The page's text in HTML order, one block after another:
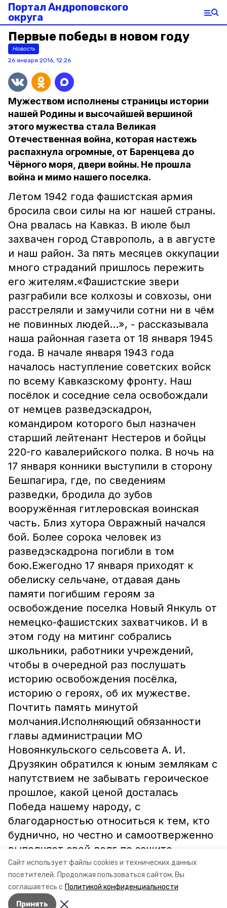
Сайт использует файлы cookies и технических данных
посетителей. Продолжая пользоваться сайтом, Вы
соглашаетесь с Политикой конфиденциальности
Принять
Портал Андроповского
округа
Первые победы в новом году
Новость
26 января 2016, 12:26
Мужеством исполнены страницы истории
нашей Родины и высочайшей вершиной
этого мужества стала Великая
Отечественная война, которая настежь
распахнула огромные, от Баренцева до
Чёрного моря, двери войны. Не прошла
война и мимо нашего поселка.
Летом 1942 года фашистская армия
бросила свои силы на юг нашей страны.
Она рвалась на Кавказ. В июле был
захвачен город Ставрополь, а в августе
и наш район. За пять месяцев оккупации
много страданий пришлось пережить
его жителям.«Фашистские звери
разграбили все колхозы и совхозы, они
расстреляли и замучили сотни ни в чём
не повинных людей…», - рассказывала
наша районная газета от 18 января 1945
года. В начале января 1943 года
началось наступление советских войск
по всему Кавказскому фронту. Наш
посёлок и соседние села освобождали
от немцев разведэскадрон,
командиром которого был назначен
старший лейтенант Нестеров и бойцы
220-го кавалерийского полка. В ночь на
17 января конники выступили в сторону
Бешпагира, где, по сведениям
разведки, бродила до зубов
вооружённая гитлеровская воинская
часть. Близ хутора Овражный начался
бой. Более сорока человек из
разведэскадрона погибли в том
бою.Ежегодно 17 января приходят к
обелиску сельчане, отдавая дань
памяти погибшим героям за
освобождение поселка Новый Янкуль от
немецко-фашистских захватчиков. И в
этом году на митинг собрались
школьники, работники учреждений,
чтобы в очередной раз послушать
историю освобождения посёлка,
историю о героях, об их мужестве.
Почтить память минутой
молчания.Исполняющий обязанности
главы администрации МО
Новоянкульского сельсовета А. И.
Друзякин обратился к юным землякам с
напутствием не забывать героическое
прошлое, какой ценой досталась
Победа нашему народу, с
благодарностью относиться к тем, кто
буднично, но честно и самоотверженно
выполняет свой долг по защите
Отечества.Л. ЕРОШЕВА,заведующая
детским сектором МБУК
«Новоянкульское СКО».